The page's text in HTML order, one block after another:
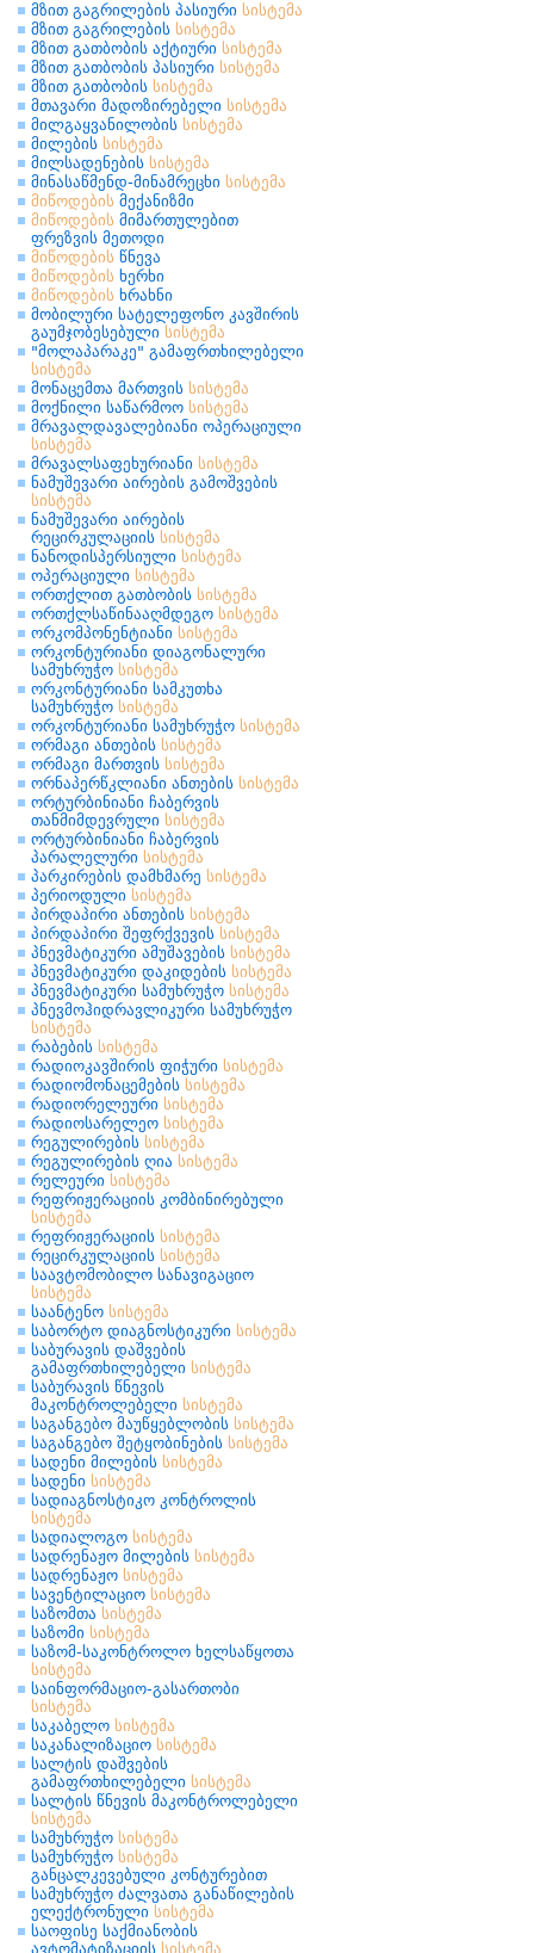
მზით გაგრილების პასიური სისტემა
მზით გაგრილების სისტემა
მზით გათბობის აქტიური სისტემა
მზით გათბობის პასიური სისტემა
მზით გათბობის სისტემა
მთავარი მადოზირებელი სისტემა
მილგაყვანილობის სისტემა
მილების სისტემა
მილსადენების სისტემა
მინასაწმენდ-მინამრეცხი სისტემა
მიწოდების მექანიზმი
მიწოდების მიმართულებით
ფრეზვის მეთოდი
მიწოდების წნევა
მიწოდების ხერხი
მიწოდების ხრახნი
მობილური სატელეფონო კავშირის
გაუმჯობესებული სისტემა
"მოლაპარაკე" გამაფრთხილებელი
სისტემა
მონაცემთა მართვის სისტემა
მოქნილი საწარმოო სისტემა
მრავალდავალებიანი ოპერაციული
სისტემა
მრავალსაფეხურიანი სისტემა
ნამუშევარი აირების გამოშვების
სისტემა
ნამუშევარი აირების
რეცირკულაციის სისტემა
ნანოდისპერსიული სისტემა
ოპერაციული სისტემა
ორთქლით გათბობის სისტემა
ორთქლსაწინააღმდეგო სისტემა
ორკომპონენტიანი სისტემა
ორკონტურიანი დიაგონალური
სამუხრუჭო სისტემა
ორკონტურიანი სამკუთხა
სამუხრუჭო სისტემა
ორკონტურიანი სამუხრუჭო სისტემა
ორმაგი ანთების სისტემა
ორმაგი მართვის სისტემა
ორნაპერწკლიანი ანთების სისტემა
ორტურბინიანი ჩაბერვის
თანმიმდევრული სისტემა
ორტურბინიანი ჩაბერვის
პარალელური სისტემა
პარკირების დამხმარე სისტემა
პერიოდული სისტემა
პირდაპირი ანთების სისტემა
პირდაპირი შეფრქვევის სისტემა
პნევმატიკური ამუშავების სისტემა
პნევმატიკური დაკიდების სისტემა
პნევმატიკური სამუხრუჭო სისტემა
პნევმოჰიდრავლიკური სამუხრუჭო
სისტემა
რაბების სისტემა
რადიოკავშირის ფიჭური სისტემა
რადიომონაცემების სისტემა
რადიორელეური სისტემა
რადიოსარელეო სისტემა
რეგულირების სისტემა
რეგულირების ღია სისტემა
რელეური სისტემა
რეფრიჟერაციის კომბინირებული
სისტემა
რეფრიჟერაციის სისტემა
რეცირკულაციის სისტემა
საავტომობილო სანავიგაციო
სისტემა
საანტენო სისტემა
საბორტო დიაგნოსტიკური სისტემა
საბურავის დაშვების
გამაფრთხილებელი სისტემა
საბურავის წნევის
მაკონტროლებელი სისტემა
საგანგებო მაუწყებლობის სისტემა
საგანგებო შეტყობინების სისტემა
სადენი მილების სისტემა
სადენი სისტემა
სადიაგნოსტიკო კონტროლის
სისტემა
სადიალოგო სისტემა
სადრენაჟო მილების სისტემა
სადრენაჟო სისტემა
სავენტილაციო სისტემა
საზომთა სისტემა
საზომი სისტემა
საზომ-საკონტროლო ხელსაწყოთა
სისტემა
საინფორმაციო-გასართობი
სისტემა
საკაბელო სისტემა
საკანალიზაციო სისტემა
სალტის დაშვების
გამაფრთხილებელი სისტემა
სალტის წნევის მაკონტროლებელი
სისტემა
სამუხრუჭო სისტემა
სამუხრუჭო სისტემა
განცალკევებული კონტურებით
სამუხრუჭო ძალვათა განაწილების
ელექტრონული სისტემა
საოფისე საქმიანობის
ავტომატიზაციის სისტემა